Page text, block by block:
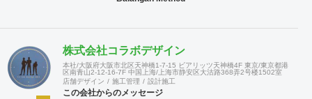
株式会社コラボデザイン
本社/大阪府大阪市北区天神橋1-7-15 ビアリッツ天神橋4F 東京/東京都港
区南青山2-12-16-7F 中国上海/上海市静安区大沽路368弄2号楼1502室
店舗デザイン
施工管理 設計施工
この会社からのメッセージ